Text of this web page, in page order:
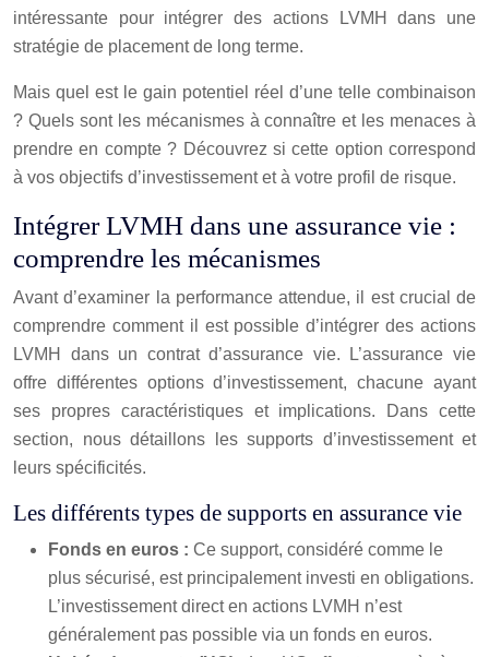
intéressante pour intégrer des actions LVMH dans une
stratégie de placement de long terme.
Mais quel est le gain potentiel réel d’une telle combinaison
? Quels sont les mécanismes à connaître et les menaces à
prendre en compte ? Découvrez si cette option correspond
à vos objectifs d’investissement et à votre profil de risque.
Intégrer LVMH dans une assurance vie :
comprendre les mécanismes
Avant d’examiner la performance attendue, il est crucial de
comprendre comment il est possible d’intégrer des actions
LVMH dans un contrat d’assurance vie. L’assurance vie
offre différentes options d’investissement, chacune ayant
ses propres caractéristiques et implications. Dans cette
section, nous détaillons les supports d’investissement et
leurs spécificités.
Les différents types de supports en assurance vie
Fonds en euros : Ce support, considéré comme le
plus sécurisé, est principalement investi en obligations.
L’investissement direct en actions LVMH n’est
généralement pas possible via un fonds en euros.